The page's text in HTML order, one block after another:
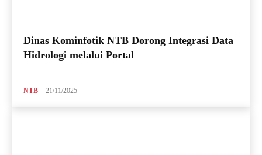
Dinas Kominfotik NTB Dorong Integrasi Data
Hidrologi melalui Portal
NTB 21/11/2025